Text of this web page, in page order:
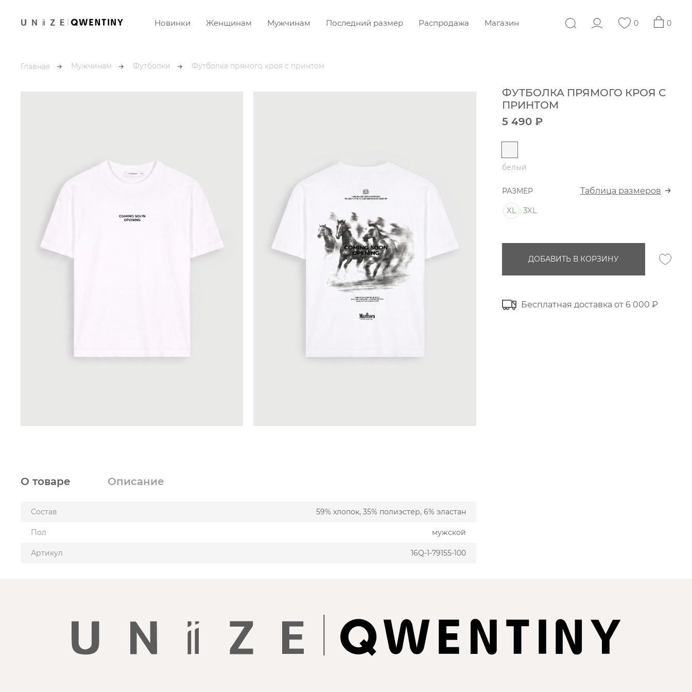
Новинки Женщинам Мужчинам Последний размер Распродажа Магазин 0 0
Главная Мужчинам Футболки Футболка прямого кроя с принтом
О товаре Описание
Состав 59% хлопок, 35% полиэстер, 6% эластан
Пол мужской
Артикул 16Q-1-79155-100
ФУТБОЛКА ПРЯМОГО КРОЯ С
ПРИНТОМ
5 490 ₽
белый
РАЗМЕР
Таблица размеров
XL
3XL
ДОБАВИТЬ В КОРЗИНУ
Бесплатная доставка от 6 000 ₽